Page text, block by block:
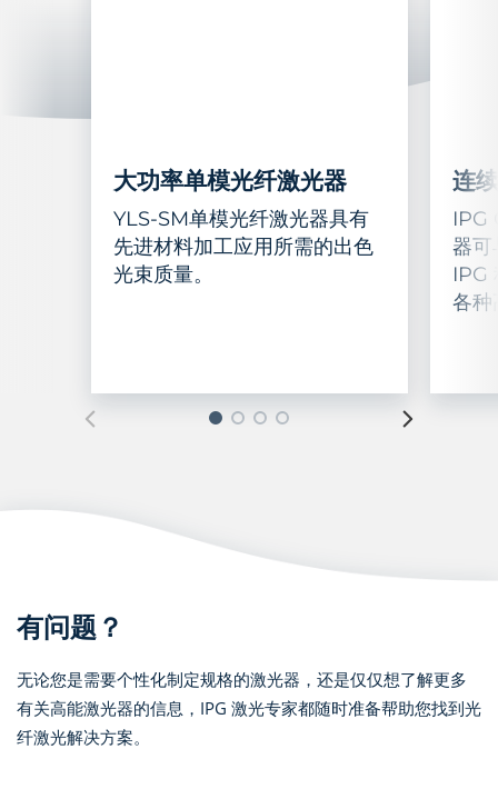
大功率单模光纤激光器
YLS-SM单模光纤激光器具有
先进材料加工应用所需的出色
光束质量。
连
IPG
器可
IPG
各种
有问题？
无论您是需要个性化制定规格的激光器，还是仅仅想了解更多
有关高能激光器的信息，IPG 激光专家都随时准备帮助您找到光
纤激光解决方案。